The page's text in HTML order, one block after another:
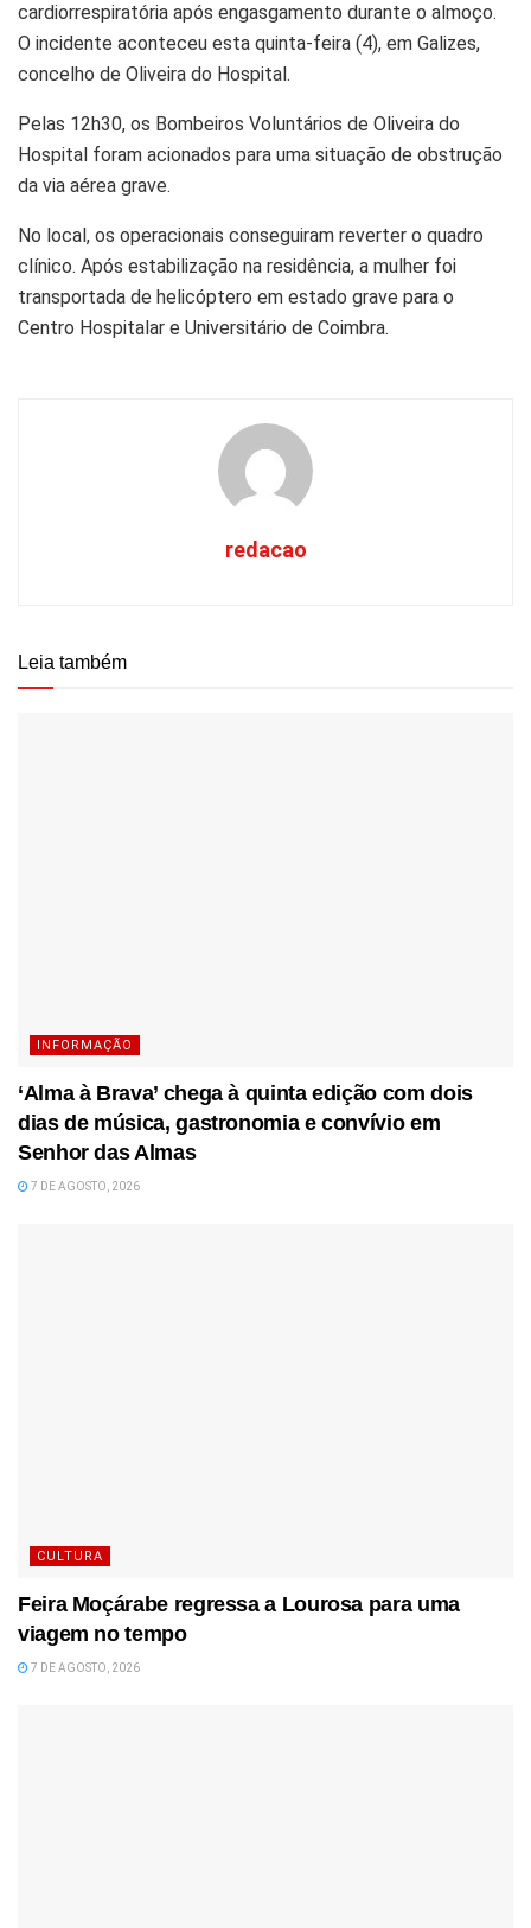
cardiorrespiratória após engasgamento durante o almoço.
O incidente aconteceu esta quinta-feira (4), em Galizes,
concelho de Oliveira do Hospital.
Pelas 12h30, os Bombeiros Voluntários de Oliveira do
Hospital foram acionados para uma situação de obstrução
da via aérea grave.
No local, os operacionais conseguiram reverter o quadro
clínico. Após estabilização na residência, a mulher foi
transportada de helicóptero em estado grave para o
Centro Hospitalar e Universitário de Coimbra.
redacao
Leia também
INFORMAÇÃO
‘Alma à Brava’ chega à quinta edição com dois
dias de música, gastronomia e convívio em
Senhor das Almas
7 DE AGOSTO, 2026
CULTURA
Feira Moçárabe regressa a Lourosa para uma
viagem no tempo
7 DE AGOSTO, 2026